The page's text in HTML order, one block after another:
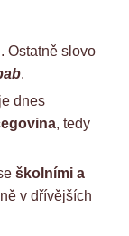
. Ostatně slovo
.
dnes
, tedy
školními a
v dřívějších